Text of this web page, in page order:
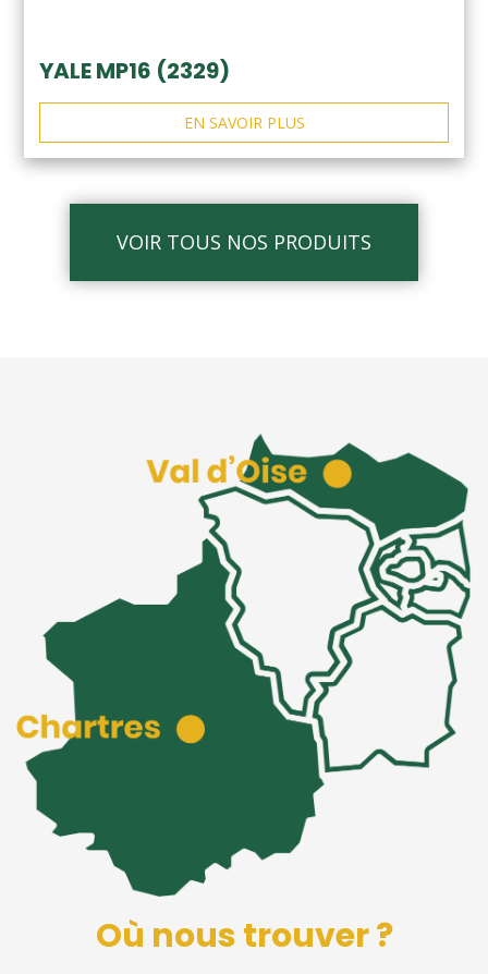
YALE MP16 (2329)
EN SAVOIR PLUS
VOIR TOUS NOS PRODUITS
Où nous trouver ?